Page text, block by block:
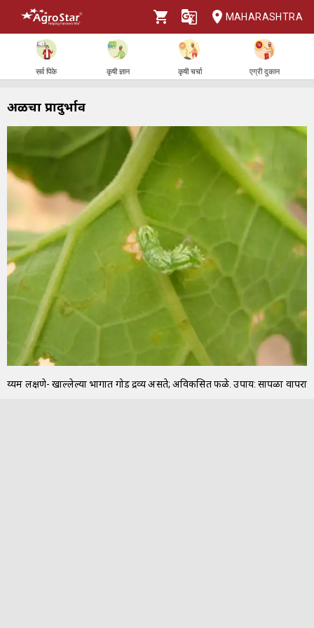
MAHARASHTRA
सर्व पिके कृषी ज्ञान कृषी चर्चा एग्री दुकान
अळीचा प्रादुर्भाव
दुय्यम लक्षणे- खाल्लेल्या भागात गोड द्रव्य असते; अविकसित फळे. उपाय: सापळा वापरा